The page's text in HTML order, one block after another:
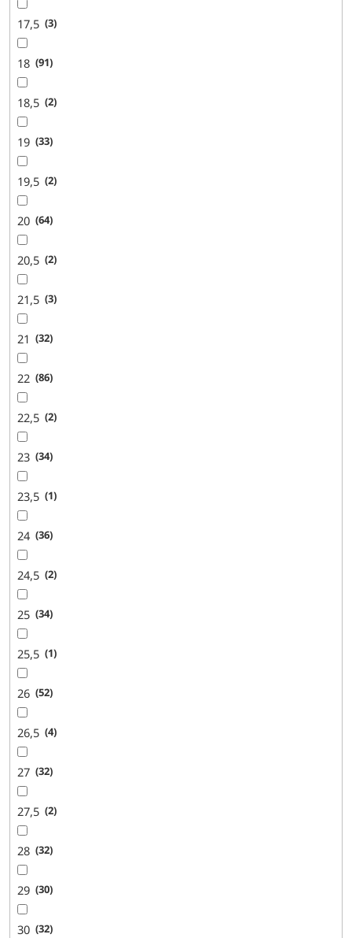
17,5 3
18 91
18,5 2
19 33
19,5 2
20 64
20,5 2
21,5 3
21 32
22 86
22,5 2
23 34
23,5 1
24 36
24,5 2
25 34
25,5 1
26 52
26,5 4
27 32
27,5 2
28 32
29 30
30 32